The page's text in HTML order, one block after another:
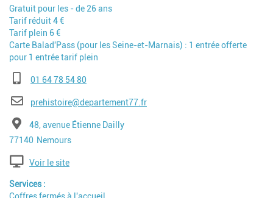
Gratuit pour les - de 26 ans
Tarif réduit 4 €
Tarif plein 6 €
Carte Balad'Pass (pour les Seine-et-Marnais) : 1 entrée offerte
pour 1 entrée tarif plein
Téléphone01 64 78 54 80
E-mailprehistoire@departement77.fr
Adresse48, avenue Étienne Dailly
Code postal
77140 Ville
Nemours
Voir le site
Services